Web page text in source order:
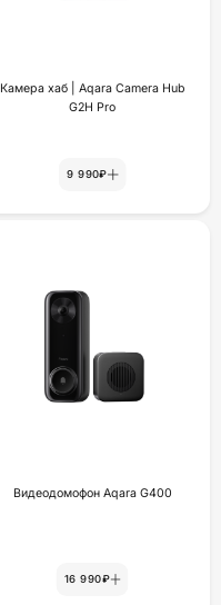
Камера хаб | Aqara Camera Hub
G2H Pro
9 990₽
Видеодомофон Aqara G400
16 990₽